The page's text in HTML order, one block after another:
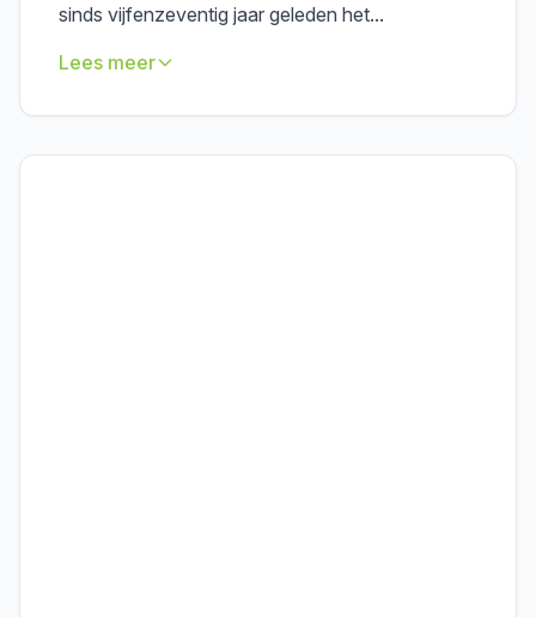
sinds vijfenzeventig jaar geleden het...
Lees meer